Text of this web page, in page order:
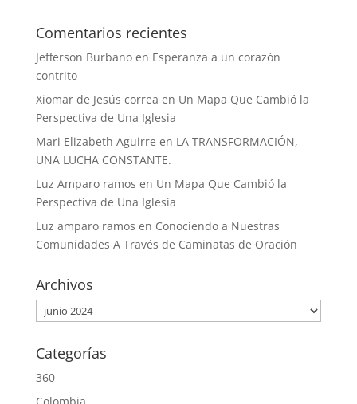
Comentarios recientes
Jefferson Burbanoen Esperanza a un corazón
contrito
Xiomar de Jesús correa en Un Mapa Que Cambió la
Perspectiva de Una Iglesia
Mari Elizabeth Aguirre en LA TRANSFORMACIÓN,
UNA LUCHA CONSTANTE.
Luz Amparo ramos en Un Mapa Que Cambió la
Perspectiva de Una Iglesia
Luz amparo ramos en Conociendo a Nuestras
Comunidades A Través de Caminatas de Oración
Archivos
Archivos
Categorías
360
Colombia